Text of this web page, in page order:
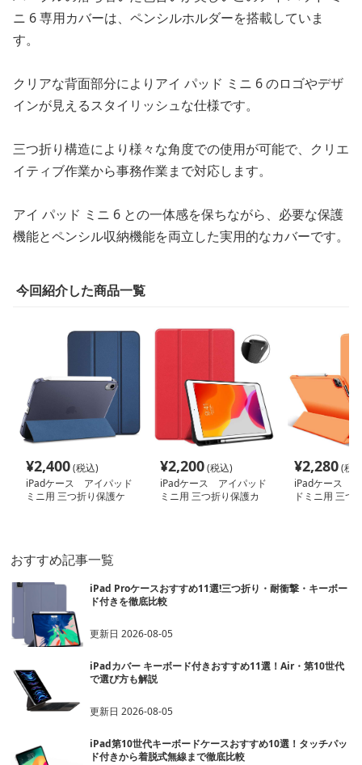
ニ 6 専用カバーは、ペンシルホルダーを搭載していま
す。
クリアな背面部分によりアイ パッド ミニ 6 のロゴやデザ
インが見えるスタイリッシュな仕様です。
三つ折り構造により様々な角度での使用が可能で、クリエ
イティブ作業から事務作業まで対応します。
アイ パッド ミニ 6 との一体感を保ちながら、必要な保護
機能とペンシル収納機能を両立した実用的なカバーです。
今回紹介した商品一覧
¥2,400(税込)
iPadケース アイパッド
ミニ用 三つ折り保護ケ
¥2,200(税込)
iPadケース アイパッド
ミニ用 三つ折り保護カ
¥2,280(税
iPadケース
ドミニ用 三つ
おすすめ記事一覧
iPad Proケースおすすめ11選!三つ折り・耐衝撃・キーボー
ド付きを徹底比較
更新日2026-08-05
iPadカバー キーボード付きおすすめ11選！Air・第10世代
で選び方も解説
更新日2026-08-05
iPad第10世代キーボードケースおすすめ10選！タッチパッ
ド付きから着脱式無線まで徹底比較